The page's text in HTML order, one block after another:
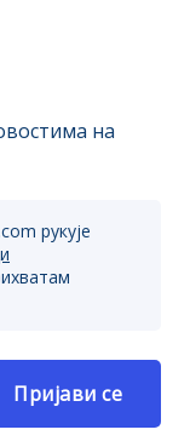
на
рукује
Пријави се